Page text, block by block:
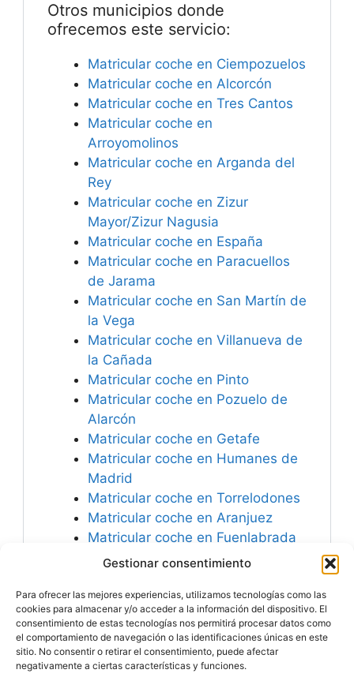
Gestionar consentimiento
Para ofrecer las mejores experiencias, utilizamos tecnologías como las
cookies para almacenar y/o acceder a la información del dispositivo. El
consentimiento de estas tecnologías nos permitirá procesar datos como
el comportamiento de navegación o las identificaciones únicas en este
sitio. No consentir o retirar el consentimiento, puede afectar
negativamente a ciertas características y funciones.
Otros municipios donde
ofrecemos este servicio:
Matricular coche en Ciempozuelos
Matricular coche en Alcorcón
Matricular coche en Tres Cantos
Matricular coche en
Arroyomolinos
Matricular coche en Arganda del
Rey
Matricular coche en Zizur
Mayor/Zizur Nagusia
Matricular coche en España
Matricular coche en Paracuellos
de Jarama
Matricular coche en San Martín de
la Vega
Matricular coche en Villanueva de
la Cañada
Matricular coche en Pinto
Matricular coche en Pozuelo de
Alarcón
Matricular coche en Getafe
Matricular coche en Humanes de
Madrid
Matricular coche en Torrelodones
Matricular coche en Aranjuez
Matricular coche en Fuenlabrada
Matricular coche en Coslada
Matricular coche en Loeches